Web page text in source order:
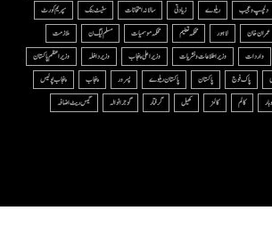
دلچسپ و عجیب ریلوے زیادتی سالانہ امتحانات سٹیٹ بنک
سپریم کورٹ
عمران خان لاہور محکمہ تعلیم محکمہ موسمیات مسلم لیگ ن
ملازمت
واردات وزیر اطلاعات و نشریات وزیر اعلی پنجاب وزیر داخلہ
وزیراعظم پاکستان
پاک فوج پاکستان پاکستان ریلوے پسرور پنجاب
پنجاب پولیس
کالم کالمز کھیل گرفتار گوجرانوالہ
گیس ریٹ اضافہ